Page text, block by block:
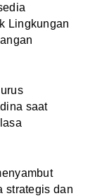
Lingkungan
saat
strategis dan